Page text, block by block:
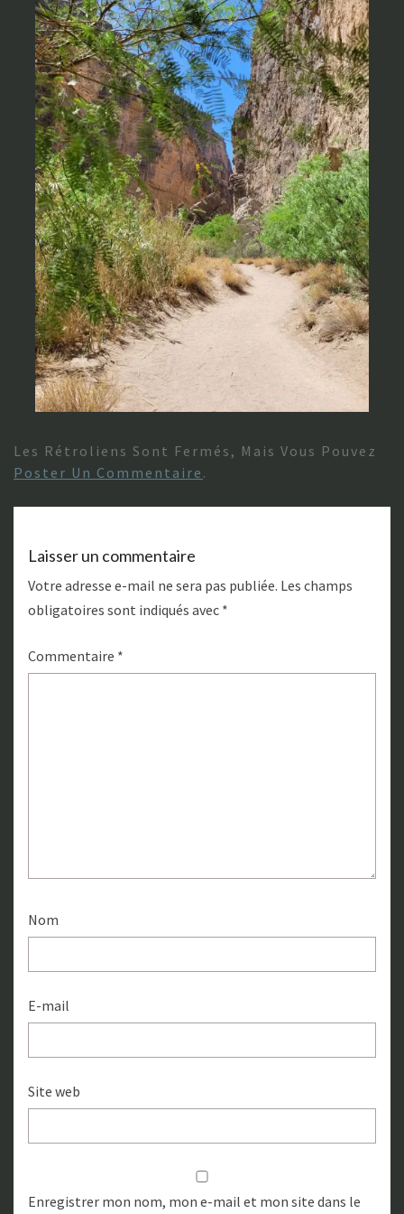
Les Rétroliens Sont Fermés, Mais Vous Pouvez
Poster Un Commentaire .
Laisser un commentaire
Votre adresse e-mail ne sera pas publiée. Les champs
obligatoires sont indiqués avec *
Commentaire *
Nom
E-mail
Site web
Enregistrer mon nom, mon e-mail et mon site dans le